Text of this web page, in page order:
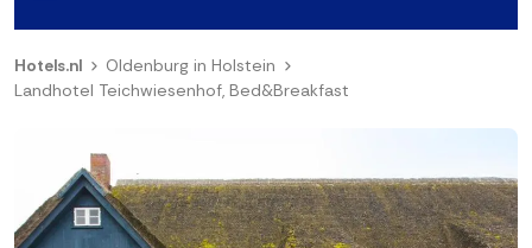
Hotels.nl
Oldenburg in Holstein
Landhotel Teichwiesenhof, Bed&Breakfast